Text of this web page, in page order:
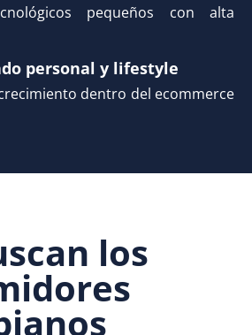
pequeños con alta
personal y lifestyle
dentro del ecommerce
los